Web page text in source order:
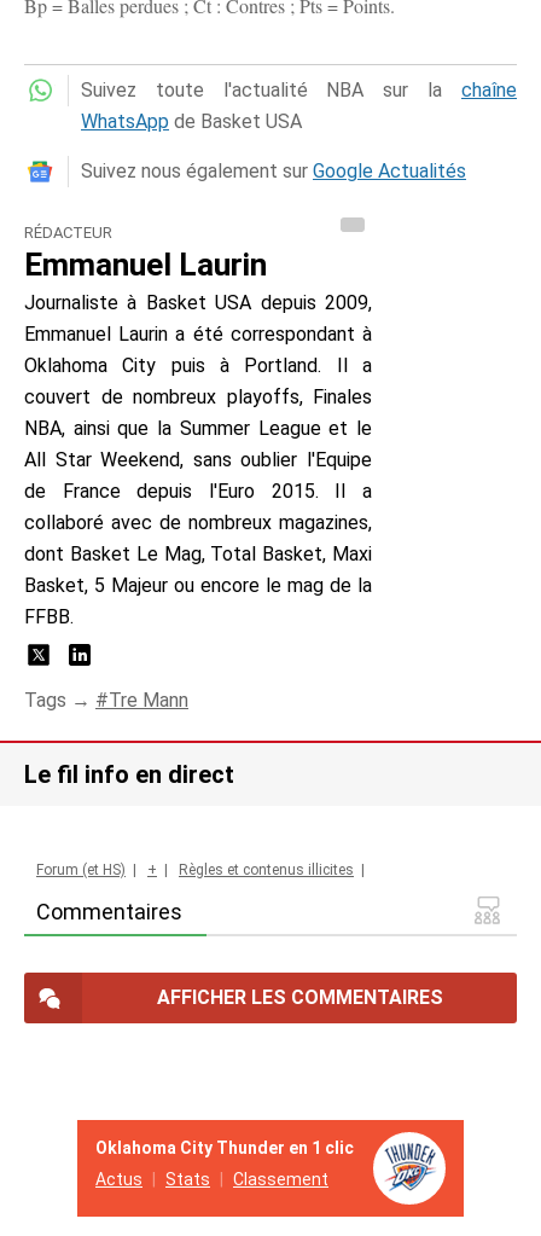
Bp = Balles perdues ; Ct : Contres ; Pts = Points.
Suivez toute l'actualité NBA sur la chaîne
WhatsApp de Basket USA
Suivez nous également sur Google Actualités
RÉDACTEUR
Emmanuel Laurin
Journaliste à Basket USA depuis 2009,
Emmanuel Laurin a été correspondant à
Oklahoma City puis à Portland. Il a
couvert de nombreux playoffs, Finales
NBA, ainsi que la Summer League et le
All Star Weekend, sans oublier l'Equipe
de France depuis l'Euro 2015. Il a
collaboré avec de nombreux magazines,
dont Basket Le Mag, Total Basket, Maxi
Basket, 5 Majeur ou encore le mag de la
FFBB.
Tags → Tre Mann
Le fil info en direct
Commentaires
Forum (et HS) + Règles et contenus illicites
AFFICHER LES COMMENTAIRES
Oklahoma City Thunder en 1 clic
Actus
Stats Classement